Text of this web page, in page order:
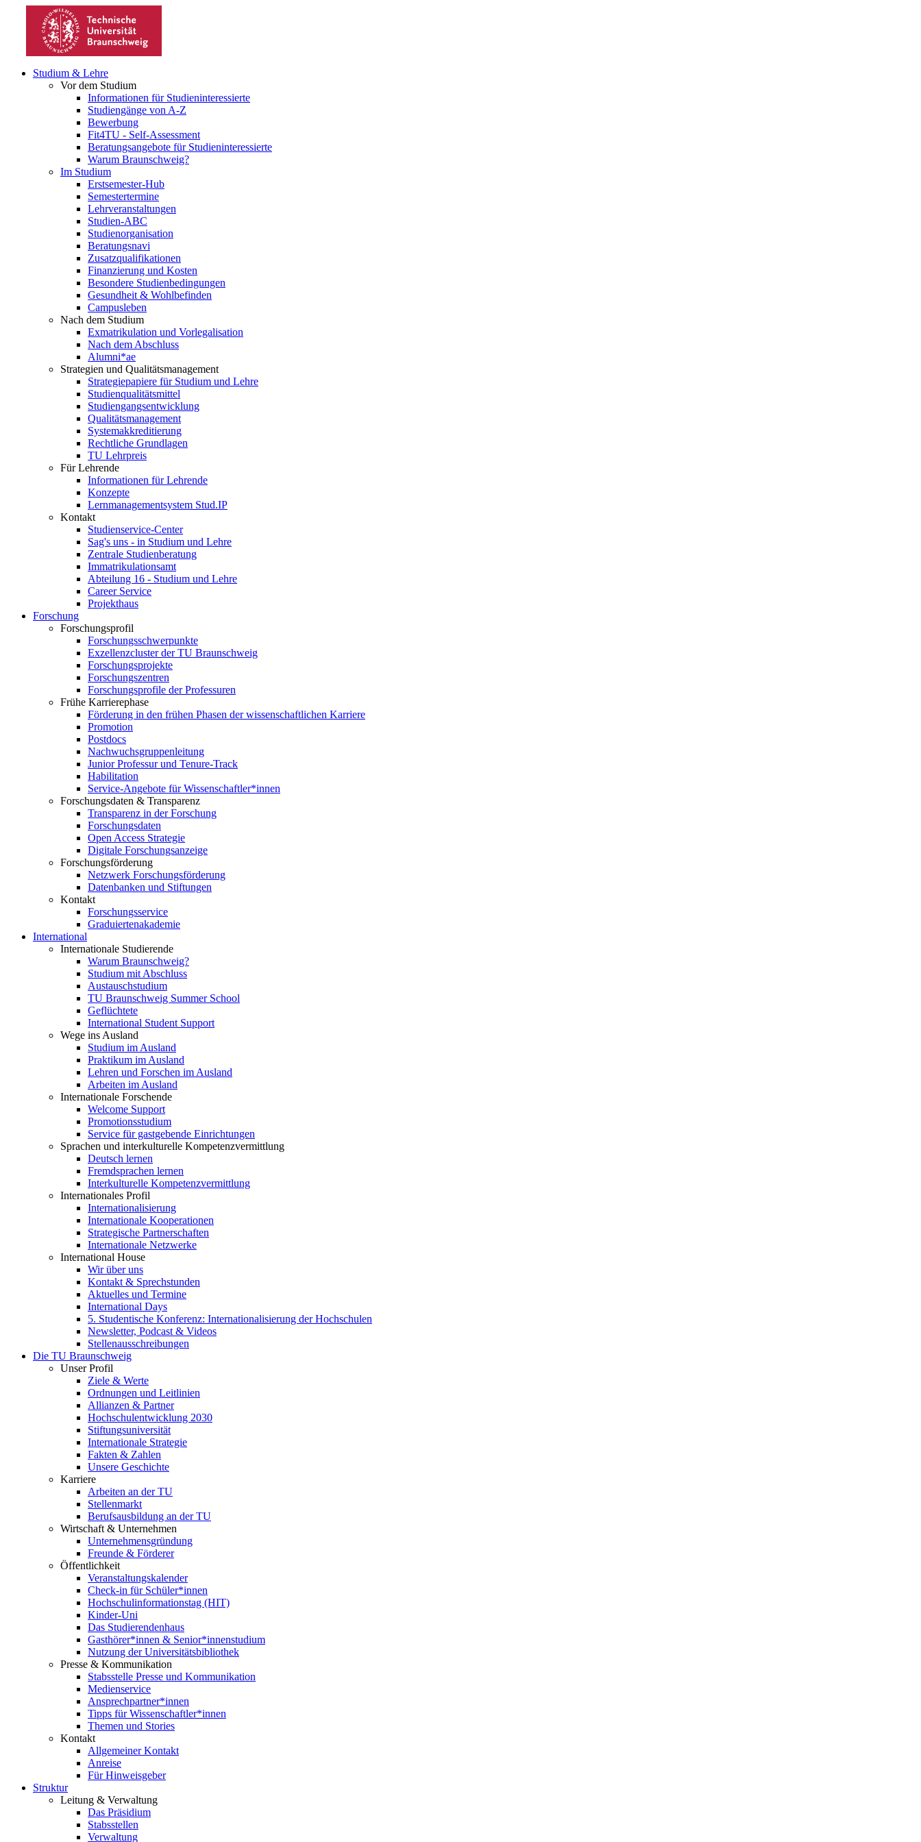
Studium & Lehre
Vor dem Studium
Informationen für Studieninteressierte
Studiengänge von A-Z
Bewerbung
Fit4TU - Self-Assessment
Beratungsangebote für Studieninteressierte
Warum Braunschweig?
Im Studium
Erstsemester-Hub
Semestertermine
Lehrveranstaltungen
Studien-ABC
Studienorganisation
Beratungsnavi
Zusatzqualifikationen
Finanzierung und Kosten
Besondere Studienbedingungen
Gesundheit & Wohlbefinden
Campusleben
Nach dem Studium
Exmatrikulation und Vorlegalisation
Nach dem Abschluss
Alumni*ae
Strategien und Qualitätsmanagement
Strategiepapiere für Studium und Lehre
Studienqualitätsmittel
Studiengangsentwicklung
Qualitätsmanagement
Systemakkreditierung
Rechtliche Grundlagen
TU Lehrpreis
Für Lehrende
Informationen für Lehrende
Konzepte
Lernmanagementsystem Stud.IP
Kontakt
Studienservice-Center
Sag's uns - in Studium und Lehre
Zentrale Studienberatung
Immatrikulationsamt
Abteilung 16 - Studium und Lehre
Career Service
Projekthaus
Forschung
Forschungsprofil
Forschungsschwerpunkte
Exzellenzcluster der TU Braunschweig
Forschungsprojekte
Forschungszentren
Forschungsprofile der Professuren
Frühe Karrierephase
Förderung in den frühen Phasen der wissenschaftlichen Karriere
Promotion
Postdocs
Nachwuchsgruppenleitung
Junior Professur und Tenure-Track
Habilitation
Service-Angebote für Wissenschaftler*innen
Forschungsdaten & Transparenz
Transparenz in der Forschung
Forschungsdaten
Open Access Strategie
Digitale Forschungsanzeige
Forschungsförderung
Netzwerk Forschungsförderung
Datenbanken und Stiftungen
Kontakt
Forschungsservice
Graduiertenakademie
International
Internationale Studierende
Warum Braunschweig?
Studium mit Abschluss
Austauschstudium
TU Braunschweig Summer School
Geflüchtete
International Student Support
Wege ins Ausland
Studium im Ausland
Praktikum im Ausland
Lehren und Forschen im Ausland
Arbeiten im Ausland
Internationale Forschende
Welcome Support
Promotionsstudium
Service für gastgebende Einrichtungen
Sprachen und interkulturelle Kompetenzvermittlung
Deutsch lernen
Fremdsprachen lernen
Interkulturelle Kompetenzvermittlung
Internationales Profil
Internationalisierung
Internationale Kooperationen
Strategische Partnerschaften
Internationale Netzwerke
International House
Wir über uns
Kontakt & Sprechstunden
Aktuelles und Termine
International Days
5. Studentische Konferenz: Internationalisierung der Hochschulen
Newsletter, Podcast & Videos
Stellenausschreibungen
Die TU Braunschweig
Unser Profil
Ziele & Werte
Ordnungen und Leitlinien
Allianzen & Partner
Hochschulentwicklung 2030
Stiftungsuniversität
Internationale Strategie
Fakten & Zahlen
Unsere Geschichte
Karriere
Arbeiten an der TU
Stellenmarkt
Berufsausbildung an der TU
Wirtschaft & Unternehmen
Unternehmensgründung
Freunde & Förderer
Öffentlichkeit
Veranstaltungskalender
Check-in für Schüler*innen
Hochschulinformationstag (HIT)
Kinder-Uni
Das Studierendenhaus
Gasthörer*innen & Senior*innenstudium
Nutzung der Universitätsbibliothek
Presse & Kommunikation
Stabsstelle Presse und Kommunikation
Medienservice
Ansprechpartner*innen
Tipps für Wissenschaftler*innen
Themen und Stories
Kontakt
Allgemeiner Kontakt
Anreise
Für Hinweisgeber
Struktur
Leitung & Verwaltung
Das Präsidium
Stabsstellen
Verwaltung